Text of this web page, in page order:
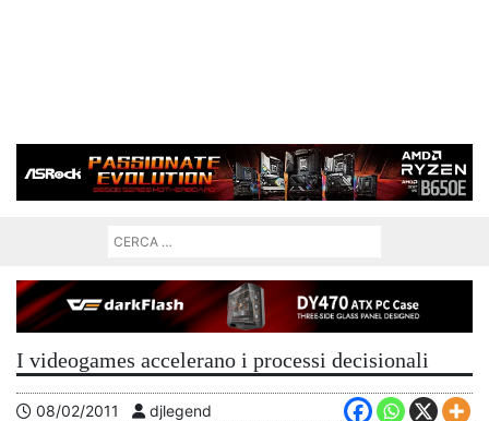
I videogames accelerano i processi decisionali
08/02/2011 djlegend